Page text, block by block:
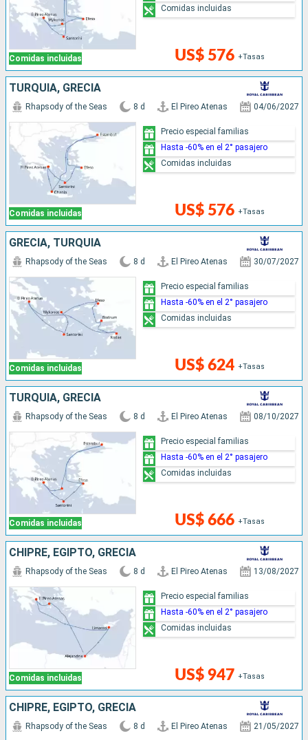
Comidas incluidas US$ 576 +Tasas
Comidas incluidas
TURQUÍA, GRECIA
Comidas incluidas
Rhapsody of the Seas 8 d El Pireo Atenas 04/06/2027
US$ 576 +Tasas
Precio especial familias
Hasta -60% en el 2° pasajero
Comidas incluidas
GRECIA, TURQUÍA
Comidas incluidas
Rhapsody of the Seas 8 d El Pireo Atenas 30/07/2027
US$ 624 +Tasas
Precio especial familias
Hasta -60% en el 2° pasajero
Comidas incluidas
TURQUÍA, GRECIA
Comidas incluidas
Rhapsody of the Seas 8 d El Pireo Atenas 08/10/2027
US$ 666 +Tasas
Precio especial familias
Hasta -60% en el 2° pasajero
Comidas incluidas
CHIPRE, EGIPTO, GRECIA
Comidas incluidas
Rhapsody of the Seas 8 d El Pireo Atenas 13/08/2027
US$ 947 +Tasas
Precio especial familias
Hasta -60% en el 2° pasajero
Comidas incluidas
CHIPRE, EGIPTO, GRECIA
Rhapsody of the Seas 8 d El Pireo Atenas 21/05/2027